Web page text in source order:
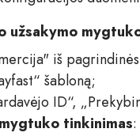
užsakymo
iš
šabloną;
ID“,
tinkinimas: